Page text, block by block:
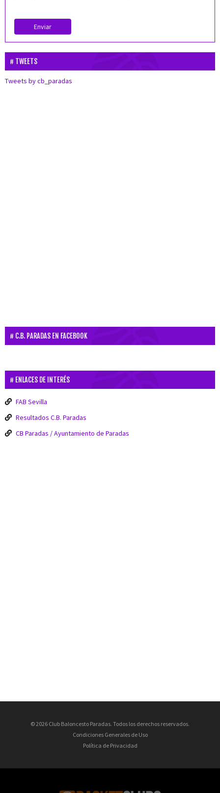
Enviar
TWEETS
Tweets by cb_paradas
C.B. PARADAS EN FACEBOOK
ENLACES DE INTERÉS
FAB Sevilla
Resultados C.B. Paradas
CB Paradas / Ayuntamiento de Paradas
© 2026 Club Baloncesto Paradas. Todos los derechos reservados.
Condiciones Generales de Uso
Política de Privacidad